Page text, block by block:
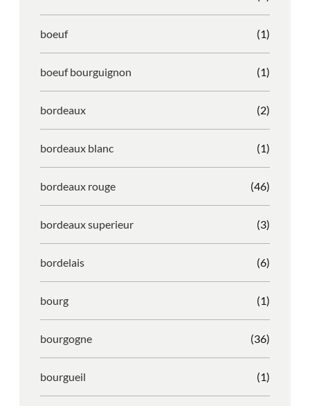
boeuf (1)
boeuf bourguignon (1)
bordeaux (2)
bordeaux blanc (1)
bordeaux rouge (46)
bordeaux superieur (3)
bordelais (6)
bourg (1)
bourgogne (36)
bourgueil (1)